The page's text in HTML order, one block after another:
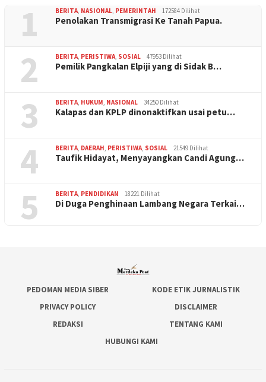
1 BERITA NASIONAL PEMERINTAH 172584 Dilihat
Penolakan Transmigrasi Ke Tanah Papua.
2 BERITA PERISTIWA SOSIAL 47953 Dilihat
Pemilik Pangkalan Elpiji yang di Sidak B…
3 BERITA HUKUM NASIONAL 34250 Dilihat
Kalapas dan KPLP dinonaktifkan usai petu…
4 BERITA DAERAH PERISTIWA SOSIAL 21549 Dilihat
Taufik Hidayat, Menyayangkan Candi Agung…
5 BERITA PENDIDIKAN 18221 Dilihat
Di Duga Penghinaan Lambang Negara Terkai…
PEDOMAN MEDIA SIBER
KODE ETIK JURNALISTIK
PRIVACY POLICY
DISCLAIMER
REDAKSI
TENTANG KAMI
HUBUNGI KAMI